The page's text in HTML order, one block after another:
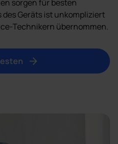
sorgen für besten
Geräts ist unkompliziert
Technikern übernommen.